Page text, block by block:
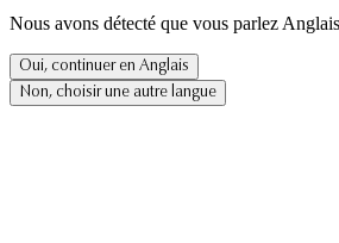
Nous avons détecté que vous parlez Anglais
Oui, continuer en Anglais
Non, choisir une autre langue